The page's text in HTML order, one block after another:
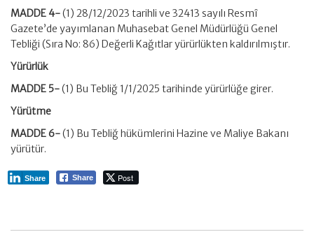
MADDE 4-(1) 28/12/2023 tarihli ve 32413 sayılı Resmî
Gazete’de yayımlanan Muhasebat Genel Müdürlüğü Genel
Tebliği (Sıra No: 86) Değerli Kağıtlar yürürlükten kaldırılmıştır.
Yürürlük
MADDE 5-(1) Bu Tebliğ 1/1/2025 tarihinde yürürlüğe girer.
Yürütme
MADDE 6-(1) Bu Tebliğ hükümlerini Hazine ve Maliye Bakanı
yürütür.
Share Post
Share